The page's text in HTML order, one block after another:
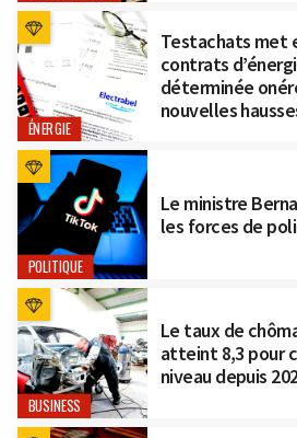
ÉNERGIE
Testachats met
contrats
déterminée
nouvelles
POLITIQUE
Le ministre
les forces de
BUSINESS
Le taux de
atteint 8,3 pour
niveau depuis